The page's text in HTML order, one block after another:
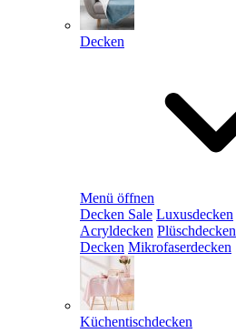
Decken
Menü öffnen
Decken Sale Luxusdecken
Acryldecken Plüschdecken
Decken Mikrofaserdecken
Küchentischdecken